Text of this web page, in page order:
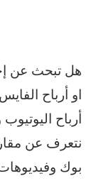
هل تبحث عن
او أرباح
أرباح
نتعرف عن
بوك